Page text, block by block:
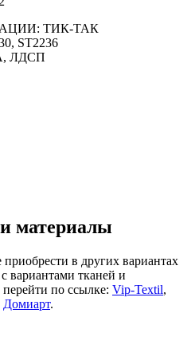
ТИК-ТАК
ST2236
ЛДСП
материалы
в других вариантах
вариантами тканей и
по ссылке: Vip-Textil,
Домиарт.